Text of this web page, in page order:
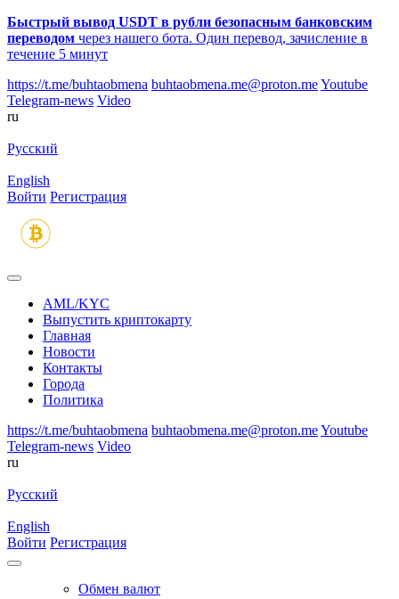
Быстрый вывод USDT в рубли безопасным банковским
переводом через нашего бота. Один перевод, зачисление в
течение 5 минут
https://t.me/buhtaobmena buhtaobmena.me@proton.meYoutube
Telegram-news Video
ru
Русский
English
Войти Регистрация
AML/KYC
Выпустить криптокарту
Главная
Новости
Контакты
Города
Политика
https://t.me/buhtaobmena buhtaobmena.me@proton.meYoutube
Telegram-news Video
ru
Русский
English
Войти Регистрация
Обмен валют